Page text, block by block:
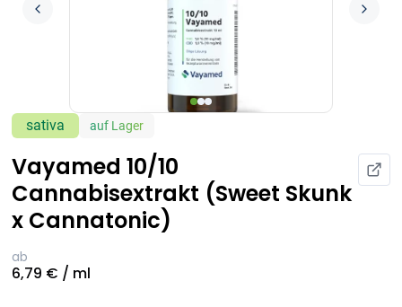
sativa auf Lager
Vayamed 10/10
Cannabisextrakt (Sweet Skunk
x Cannatonic)
ab
6,79 € / ml